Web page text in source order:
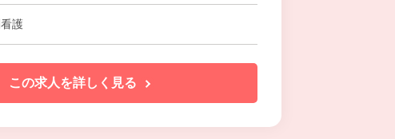
護
この求人を詳しく見る